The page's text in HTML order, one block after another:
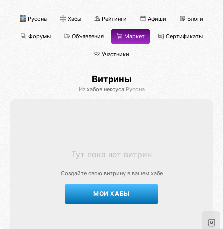
Русона Хабы Рейтинги Афиши Блоги
Форумы Объявления Маркет Сертификаты
Участники
Витрины
Из хабов нексусаРусона
Тут пока нет витрин
Создайте свою витрину в вашем хабе
МОИ ХАБЫ